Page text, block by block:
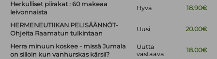
Herkulliset piirakat : 60 makeaa
leivonnaista
Hyvä 18.90€
HERMENEUTIIKAN PELISÄÄNNÖT-
Ohjeita Raamatun tulkintaan
Uusi 20.00€
Herra minuun koskee - missä Jumala
on silloin kun vanhurskas kärsii?
Uutta
vastaava
18.00€